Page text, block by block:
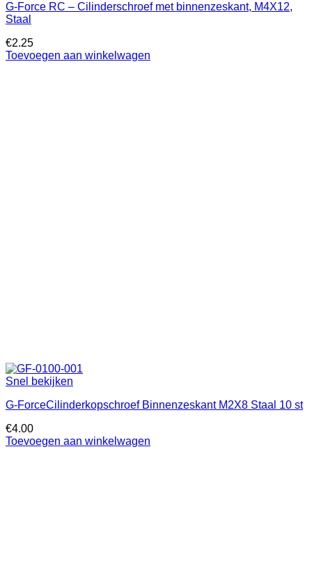
G-Force RC – Cilinderschroef met binnenzeskant, M4X12,
Staal
€2.25
Toevoegen aan winkelwagen
Snel bekijken
G-ForceCilinderkopschroef Binnenzeskant M2X8 Staal 10 st
€4.00
Toevoegen aan winkelwagen